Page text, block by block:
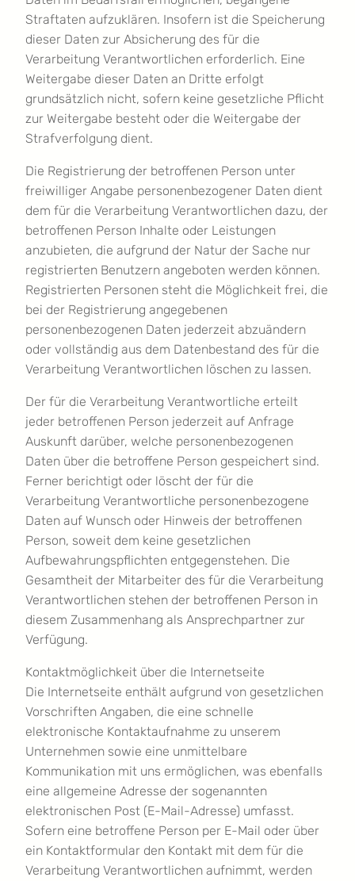
Straftaten aufzuklären. Insofern ist die Speicherung
dieser Daten zur Absicherung des für die
Verarbeitung Verantwortlichen erforderlich. Eine
Weitergabe dieser Daten an Dritte erfolgt
grundsätzlich nicht, sofern keine gesetzliche Pflicht
zur Weitergabe besteht oder die Weitergabe der
Strafverfolgung dient.
Die Registrierung der betroffenen Person unter
freiwilliger Angabe personenbezogener Daten dient
dem für die Verarbeitung Verantwortlichen dazu, der
betroffenen Person Inhalte oder Leistungen
anzubieten, die aufgrund der Natur der Sache nur
registrierten Benutzern angeboten werden können.
Registrierten Personen steht die Möglichkeit frei, die
bei der Registrierung angegebenen
personenbezogenen Daten jederzeit abzuändern
oder vollständig aus dem Datenbestand des für die
Verarbeitung Verantwortlichen löschen zu lassen.
Der für die Verarbeitung Verantwortliche erteilt
jeder betroffenen Person jederzeit auf Anfrage
Auskunft darüber, welche personenbezogenen
Daten über die betroffene Person gespeichert sind.
Ferner berichtigt oder löscht der für die
Verarbeitung Verantwortliche personenbezogene
Daten auf Wunsch oder Hinweis der betroffenen
Person, soweit dem keine gesetzlichen
Aufbewahrungspflichten entgegenstehen. Die
Gesamtheit der Mitarbeiter des für die Verarbeitung
Verantwortlichen stehen der betroffenen Person in
diesem Zusammenhang als Ansprechpartner zur
Verfügung.
Kontaktmöglichkeit über die Internetseite
Die Internetseite enthält aufgrund von gesetzlichen
Vorschriften Angaben, die eine schnelle
elektronische Kontaktaufnahme zu unserem
Unternehmen sowie eine unmittelbare
Kommunikation mit uns ermöglichen, was ebenfalls
eine allgemeine Adresse der sogenannten
elektronischen Post (E-Mail-Adresse) umfasst.
Sofern eine betroffene Person per E-Mail oder über
ein Kontaktformular den Kontakt mit dem für die
Verarbeitung Verantwortlichen aufnimmt, werden